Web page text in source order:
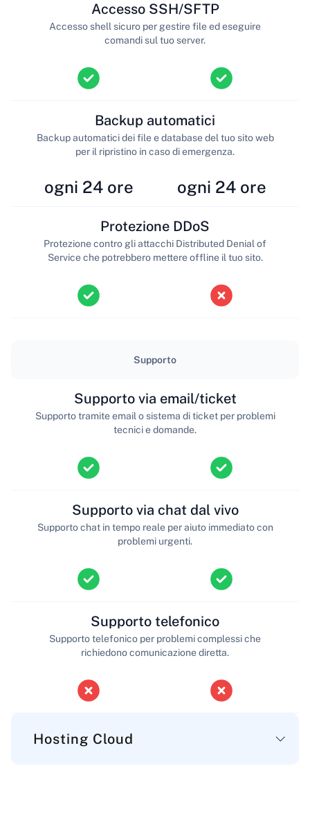
Accesso SSH/SFTP
Accesso shell sicuro per gestire file ed eseguire
comandi sul tuo server.
ogni 24 ore
Backup automatici
Backup automatici dei file e database del tuo sito web
per il ripristino in caso di emergenza.
ogni 24 ore
Protezione DDoS
Protezione contro gli attacchi Distributed Denial of
Service che potrebbero mettere offline il tuo sito.
Supporto
Supporto via email/ticket
Supporto tramite email o sistema di ticket per problemi
tecnici e domande.
Supporto via chat dal vivo
Supporto chat in tempo reale per aiuto immediato con
problemi urgenti.
Supporto telefonico
Supporto telefonico per problemi complessi che
richiedono comunicazione diretta.
Hosting Cloud